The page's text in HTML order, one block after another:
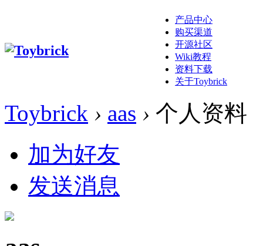
产品中心
购买渠道
开源社区
Wiki教程
资料下载
关于Toybrick
Toybrick › aas › 个人资料
加为好友
发送消息